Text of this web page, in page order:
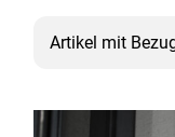
Artikel mit